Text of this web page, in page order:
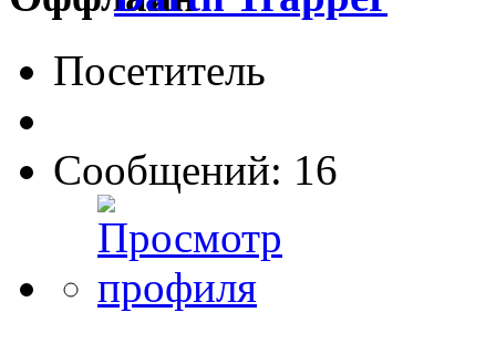
Посетитель
Сообщений: 16